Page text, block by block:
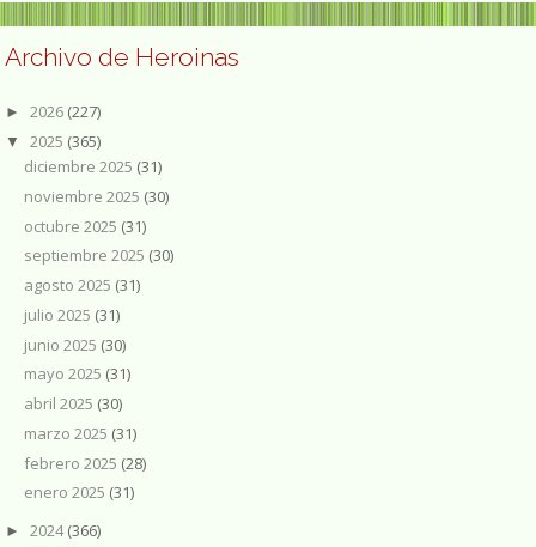
Archivo de Heroinas
► 2026 (227)
▼ 2025 (365)
diciembre 2025 (31)
noviembre 2025 (30)
octubre 2025 (31)
septiembre 2025 (30)
agosto 2025 (31)
julio 2025 (31)
junio 2025 (30)
mayo 2025 (31)
abril 2025 (30)
marzo 2025 (31)
febrero 2025 (28)
enero 2025 (31)
► 2024(366)